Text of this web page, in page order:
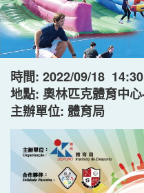
時間: 2022/09/18 14:30
地點: 奧林匹克體育中
主辦單位: 體育局